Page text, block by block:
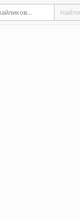
Найти